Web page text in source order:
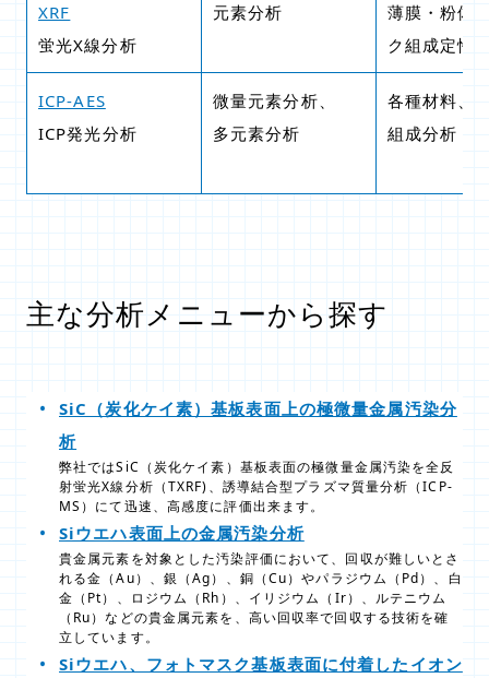
XRF
蛍光X線分析
元素分析
薄膜・粉体
ク組成定性
ICP-AES
ICP発光分析
微量元素分析、
多元素分析
各種材料、
組成分析
主な分析メニューから探す
SiC（炭化ケイ素）基板表面上の極微量金属汚染分
析
弊社ではSiC（炭化ケイ素）基板表面の極微量金属汚染を全反
射蛍光X線分析（TXRF)、誘導結合型プラズマ質量分析（ICP-
MS）にて迅速、高感度に評価出来ます。
Siウエハ表面上の金属汚染分析
貴金属元素を対象とした汚染評価において、回収が難しいとさ
れる金（Au）、銀（Ag）、銅（Cu）やパラジウム（Pd）、白
金（Pt）、ロジウム（Rh）、イリジウム（Ir）、ルテニウム
（Ru）などの貴金属元素を、高い回収率で回収する技術を確
立しています。
Siウエハ、フォトマスク基板表面に付着したイオン